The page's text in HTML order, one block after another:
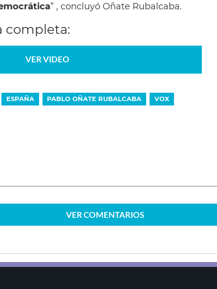
” , concluyó Oñate Rubalcaba.
completa:
VER VIDEO
ESPAÑA PABLO OÑATE RUBALCABA VOX
VERCOMENTARIOS